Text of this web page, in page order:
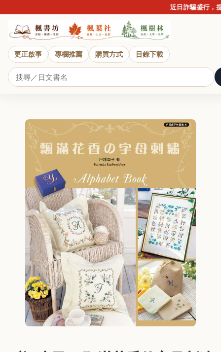
近日詐騙盛行，提
更正啟事 專欄推薦 購買方式 目錄下載